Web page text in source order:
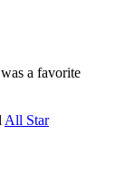
a favorite
All Star